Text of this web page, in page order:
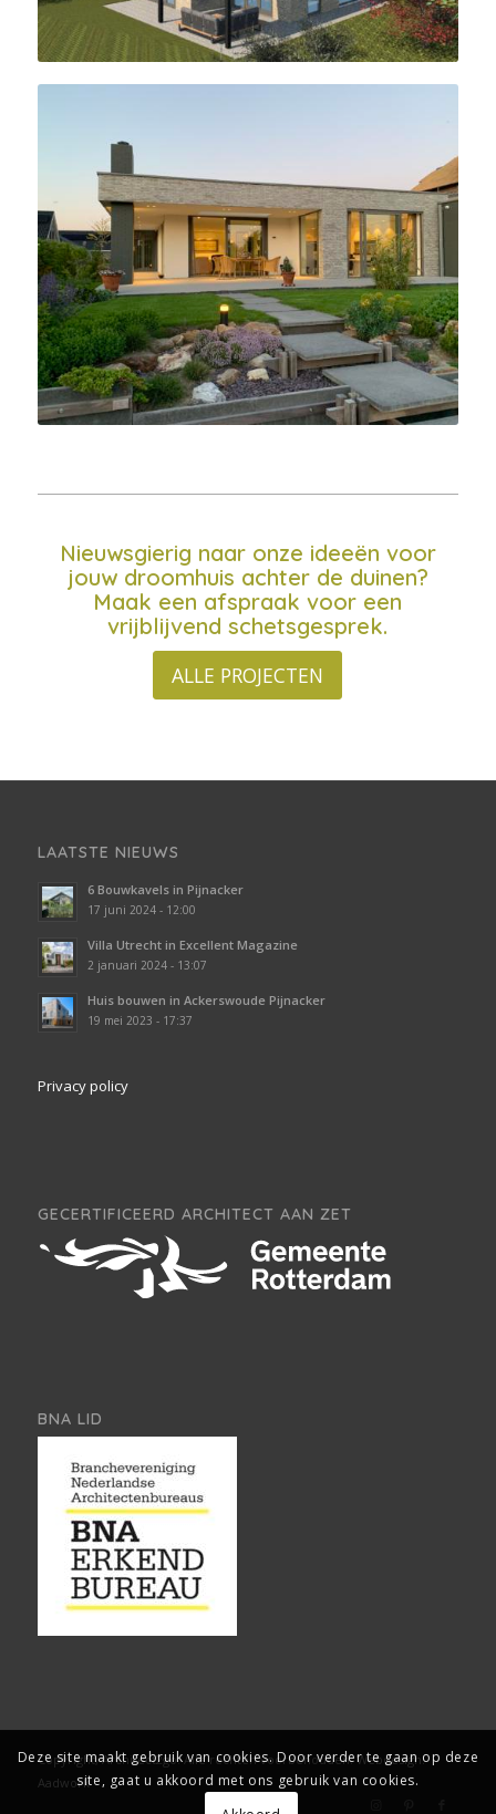
Nieuwsgierig naar onze ideeën voor
jouw droomhuis achter de duinen?
Maak een afspraak voor een
vrijblijvend schetsgesprek.
ALLE PROJECTEN
LAATSTE NIEUWS
6 Bouwkavels in Pijnacker
17 juni 2024 - 12:00
Villa Utrecht in Excellent Magazine
2 januari 2024 - 13:07
Huis bouwen in Ackerswoude Pijnacker
19 mei 2023 - 17:37
Privacy policy
GECERTIFICEERD ARCHITECT AAN ZET
BNA LID
Copyright, Architect2go. Alle rechten voorbehouden.Webdesign:
Aadwork
Deze site maakt gebruik van cookies. Door verder te gaan op deze
site, gaat u akkoord met ons gebruik van cookies.